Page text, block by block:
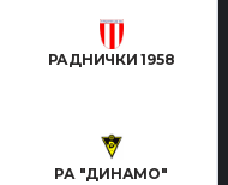
РАДНИЧКИ 1958
РА "ДИНАМО"